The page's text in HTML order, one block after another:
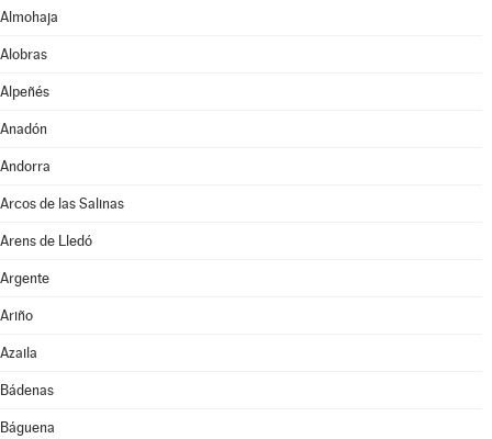
Almohaja
Alobras
Alpeñés
Anadón
Andorra
Arcos de las Salinas
Arens de Lledó
Argente
Ariño
Azaila
Bádenas
Báguena